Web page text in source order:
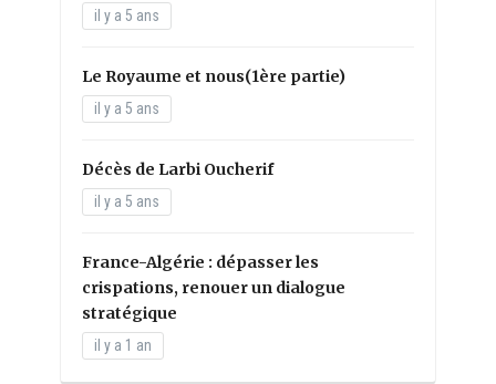
il y a 5 ans
Le Royaume et nous(1ère partie)
il y a 5 ans
Décès de Larbi Oucherif
il y a 5 ans
France-Algérie : dépasser les
crispations, renouer un dialogue
stratégique
il y a 1 an